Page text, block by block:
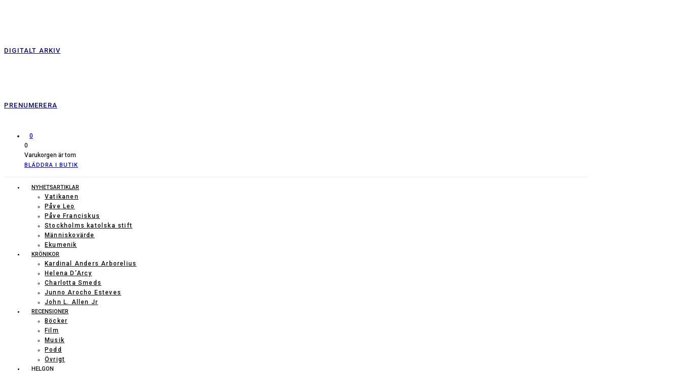
DIGITALT ARKIV
PRENUMERERA
0
0
Varukorgen är tom
BLÄDDRA I BUTIK
NYHETSARTIKLAR
Vatikanen
Påve Leo
Påve Franciskus
Stockholms katolska stift
Människovärde
Ekumenik
KRÖNIKOR
Kardinal Anders Arborelius
Helena D’Arcy
Charlotta Smeds
Junno Arocho Esteves
John L. Allen Jr
RECENSIONER
Böcker
Film
Musik
Podd
Övrigt
HELGON